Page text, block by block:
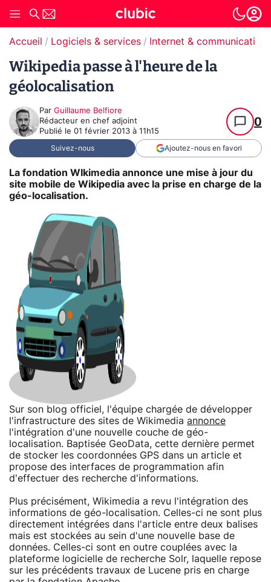
Accueil Logiciels & services Internet & communication
Wikipedia passe à l'heure de la
géolocalisation
Par Guillaume Belfiore
Rédacteur en chef adjoint
Publié le 01 février 2013 à 11h15
0
Suivez-nous Ajoutez-nous en favori
La fondation WIkimedia annonce une mise à jour du
site mobile de Wikipedia avec la prise en charge de la
géo-localisation.
Sur son blog officiel, l'équipe chargée de développer
l'infrastructure des sites de Wikimedia annonce
l'intégration d'une nouvelle couche de géo-
localisation. Baptisée GeoData, cette dernière permet
de stocker les coordonnées GPS dans un article et
propose des interfaces de programmation afin
d'effectuer des recherche d'informations.
Plus précisément, Wikimedia a revu l'intégration des
informations de géo-localisation. Celles-ci ne sont plus
directement intégrées dans l'article entre deux balises
mais est stockées au sein d'une nouvelle base de
données. Celles-ci sont en outre couplées avec la
plateforme logicielle de recherche Solr, laquelle repose
sur les précédents travaux de Lucene pris en charge